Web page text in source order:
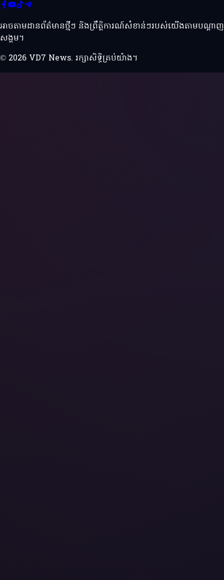
អាចតាមដានព័ត៌មានថ្មីៗ និងព្រឹត្តិការណ៍សំខាន់ៗរបស់យើងតាមបណ្ដាញ
សង្គម។
© 2026 VD7 News. រក្សាសិទ្ធិគ្រប់យ៉ាង។